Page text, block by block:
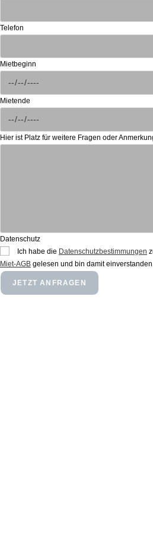
Telefon
Mietbeginn
Mietende
Hier ist Platz für weitere Fragen oder
Datenschutz
Ich habe die Datenschutzbestimmungen
Miet-AGB gelesen und bin damit einverstanden.
JETZT ANFRAGEN